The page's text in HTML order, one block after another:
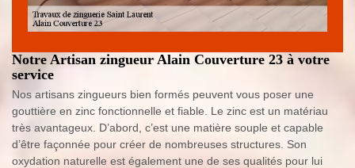
Notre Artisan zingueur Alain Couverture 23 à votre
service
Nos artisans zingueurs bien formés peuvent vous poser une
gouttière en zinc fonctionnelle et fiable. Le zinc est un matériau
très avantageux. D’abord, c’est une matière souple et capable
d’être façonnée pour créer de nombreuses structures. Son
oxydation naturelle est également une de ses qualités pour lui